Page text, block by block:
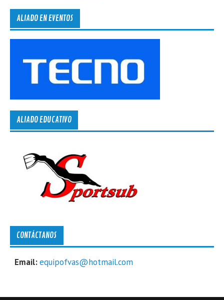
ALIADO EN EVENTOS
ALIADO EDUCATIVO
CONTÁCTANOS
Email:equipofvas@hotmail.com